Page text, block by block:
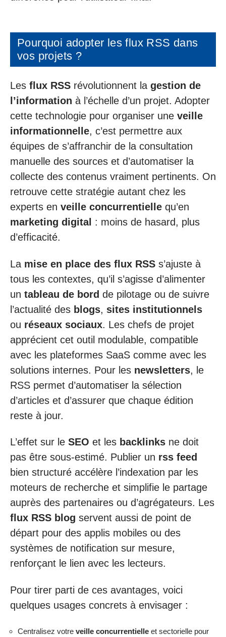
Pourquoi adopter les flux RSS dans
vos projets ?
Les flux RSS révolutionnent la gestion de
l’information à l’échelle d’un projet. Adopter
cette technologie pour organiser une veille
informationnelle, c’est permettre aux
équipes de s’affranchir de la consultation
manuelle des sources et d’automatiser la
collecte des contenus vraiment pertinents. On
retrouve cette stratégie autant chez les
experts en veille concurrentielle qu’en
marketing digital : moins de hasard, plus
d’efficacité.
La mise en place des flux RSS s’ajuste à
tous les contextes, qu’il s’agisse d’alimenter
un tableau de bord de pilotage ou de suivre
l’actualité des blogs, sites institutionnels
ou réseaux sociaux. Les chefs de projet
apprécient cet outil modulable, compatible
avec les plateformes SaaS comme avec les
solutions internes. Pour les newsletters, le
RSS permet d’automatiser la sélection
d’articles et d’assurer que chaque édition
reste à jour.
L’effet sur le SEO et les backlinks ne doit
pas être sous-estimé. Publier un rss feed
bien structuré accélère l’indexation par les
moteurs de recherche et simplifie le partage
auprès des partenaires ou d’agrégateurs. Les
flux RSS blog servent aussi de point de
départ pour des applis mobiles ou des
systèmes de notification sur mesure,
renforçant le lien avec les lecteurs.
Pour tirer parti de ces avantages, voici
quelques usages concrets à envisager :
Centralisez votre veille concurrentielle et sectorielle pour